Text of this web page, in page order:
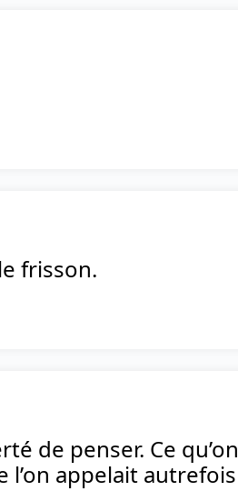
frisson.
de penser. Ce qu’on
l’on appelait autrefois